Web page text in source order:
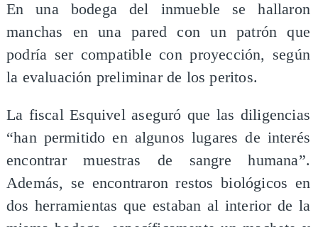
En una bodega del inmueble se hallaron
manchas en una pared con un patrón que
podría ser compatible con proyección, según
la evaluación preliminar de los peritos.
La fiscal Esquivel aseguró que las diligencias
“han permitido en algunos lugares de interés
encontrar muestras de sangre humana”.
Además, se encontraron restos biológicos en
dos herramientas que estaban al interior de la